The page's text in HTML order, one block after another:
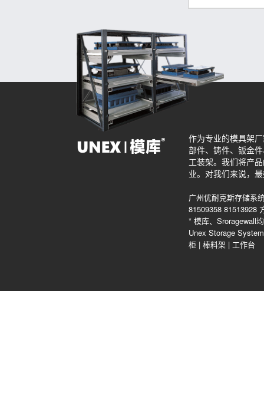
作为专业的模具架
部件、铸件、钣金
工装架。我们将产
业。对我们来说，
广州优耐克斯存储系
81509358 81513928
* 模库、Sroragewall
Unex Storage
柜 | 棒料架 | 工作台